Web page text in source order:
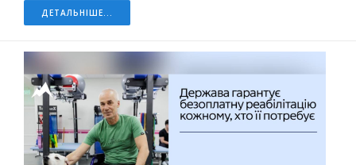
ДЕТАЛЬНІШЕ...